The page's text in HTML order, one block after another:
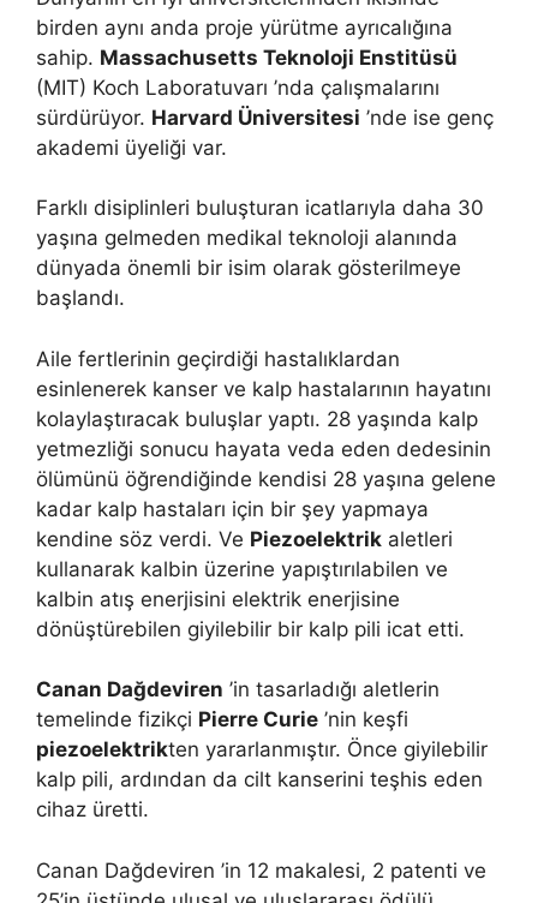
birden aynı anda proje yürütme ayrıcalığına
sahip. Massachusetts Teknoloji Enstitüsü
(MIT) Koch Laboratuvarı ’nda çalışmalarını
sürdürüyor. Harvard Üniversitesi ’nde ise genç
akademi üyeliği var.
Farklı disiplinleri buluşturan icatlarıyla daha 30
yaşına gelmeden medikal teknoloji alanında
dünyada önemli bir isim olarak gösterilmeye
başlandı.
Aile fertlerinin geçirdiği hastalıklardan
esinlenerek kanser ve kalp hastalarının hayatını
kolaylaştıracak buluşlar yaptı. 28 yaşında kalp
yetmezliği sonucu hayata veda eden dedesinin
ölümünü öğrendiğinde kendisi 28 yaşına gelene
kadar kalp hastaları için bir şey yapmaya
kendine söz verdi. Ve Piezoelektrik aletleri
kullanarak kalbin üzerine yapıştırılabilen ve
kalbin atış enerjisini elektrik enerjisine
dönüştürebilen giyilebilir bir kalp pili icat etti.
Canan Dağdeviren ’in tasarladığı aletlerin
temelinde fizikçi Pierre Curie ’nin keşfi
piezoelektrikten yararlanmıştır. Önce giyilebilir
kalp pili, ardından da cilt kanserini teşhis eden
cihaz üretti.
Canan Dağdeviren ’in 12 makalesi, 2 patenti ve